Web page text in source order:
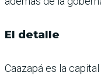
El detalle
Caazapá es la